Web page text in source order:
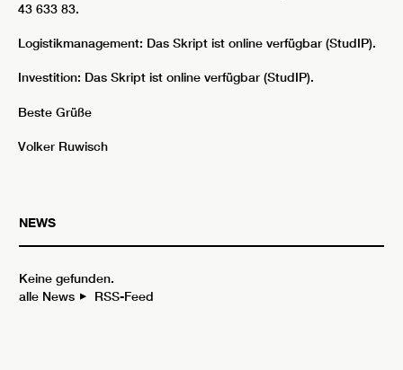
43 633 83.
Logistikmanagement: Das Skript ist online verfügbar (StudIP).
Investition: Das Skript ist online verfügbar (StudIP).
Beste Grüße
Volker Ruwisch
NEWS
Keine gefunden.
alle News
RSS-Feed